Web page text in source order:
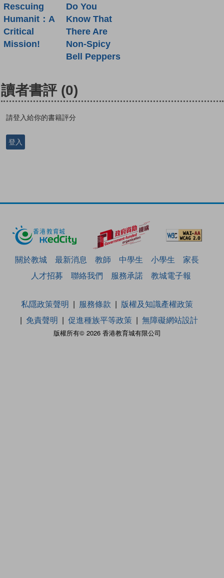
Rescuing
Humanit：A
Critical
Mission!
Do You
Know That
There Are
Non-Spicy
Bell Peppers
讀者書評 (0)
請登入給你的書籍評分
登入
關於教城 最新消息 教師 中學生 小學生
家長
人才招募
聯絡我們 服務承諾 教城電子報
版權所有© 2026 香港教育城有限公司
私隱政策聲明 服務條款
版權及知識產權政策
免責聲明
促進種族平等政策 無障礙網站設計